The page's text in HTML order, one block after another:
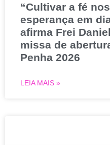
“Cultivar a fé
esperança em
afirma Frei
missa de
Penha 2026
LEIA MAIS »